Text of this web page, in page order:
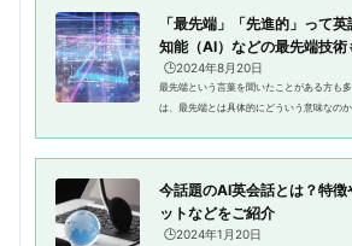
「最先端」「先進的」って
知能（AI）などの最先端技術
🕒️2024年8月20日
最先端という言葉を聞いたことがある方も
は、最先端とは具体的にどういう意味なの
今話題のAI英会話とは？特徴
ットなどをご紹介
🕒️2024年1月20日